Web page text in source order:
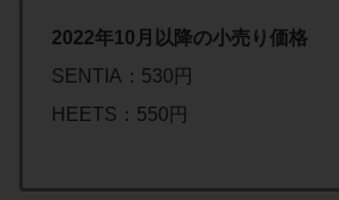
2022年10月以降の小売り価格
SENTIA：530円
HEETS：550円